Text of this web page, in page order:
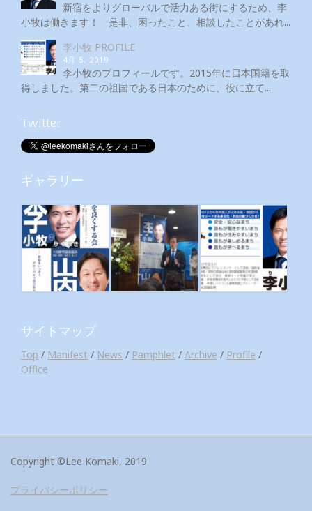
新宿をよりグローバルで活力ある街にするため、李
小牧は働きます！ 是非、困ったこと、相談したことがあれ...
李小牧 PROFILE
4月 5, 2019
李小牧のプロフィールです。2015年に日本国籍を取
得しました。第二の祖国である日本のために、役に立て...
Twitter
ギャラリー
サイトマップ
Top / Manifest / News / Pamphlet / Archive / Profile /
Office
Copyright ©Lee Komaki, 2019
プライバシーポリシー